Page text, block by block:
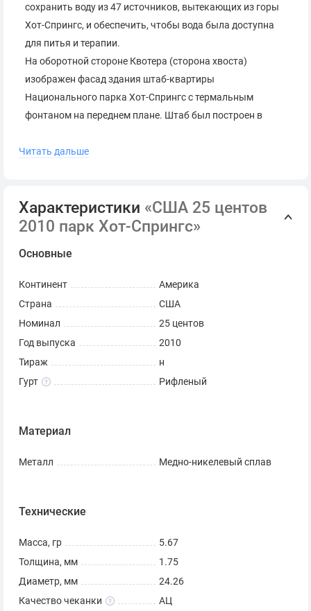
сохранить воду из 47 источников, вытекающих из горы
Хот-Спрингс, и обеспечить, чтобы вода была доступна
для питья и терапии.
На оборотной стороне Квотера (сторона хвоста)
изображен фасад здания штаб-квартиры
Национального парка Хот-Спрингс с термальным
фонтаном на переднем плане. Штаб был построен в
завершен в 1936 году. Справа от двери изображена
согласованию с представителями национального парка
Хот-Спрингс.
СОЕДИНЕННЫЕ ШТАТЫ АМЕРИКИ
ГОРЯЧИЕ ИСТОЧНИКИ
ARKANSAS
2010
В отличном состоянии, из ролла.
Монета США — 25 центов
Масса: 5.67 г
Гурт: Рифлёный
Читать дальше
Характеристики «США 25 центов
2010 парк Хот-Спрингс»
Основные
Континент
Америка
Страна
США
Номинал
25 центов
Год выпуска
2010
Тираж
н
Гурт
Рифленый
Материал
Металл Медно-никелевый сплав
Технические
Масса, гр
5.67
Толщина, мм
1.75
Диаметр, мм
24.26
Качество чеканки
АЦ